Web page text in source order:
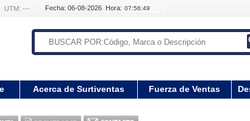
UTM: --- Fecha: 06-08-2026 Hora:
Acerca de Surtiventas Fuerza de Ventas